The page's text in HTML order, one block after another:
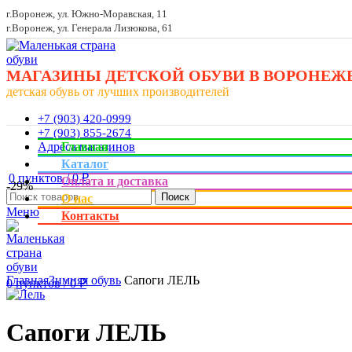
г.Воронеж, ул. Южно-Моравская, 11
г.Воронеж, ул. Генерала Лизюкова, 61
МАГАЗИНЫ ДЕТСКОЙ ОБУВИ В
детская обувь от лучших производителей
+7 (903) 420-0999
+7 (903) 855-2674
Адреса магазинов
0 пунктов / 0₽
Поиск
Меню
0пунктов / 0₽
Главная
Каталог
Оплата и доставка
О нас
Контакты
-29%
Увеличить
ГлавнаяЗимняя обувь Сапоги ЛЕЛЬ
Сапоги ЛЕЛЬ